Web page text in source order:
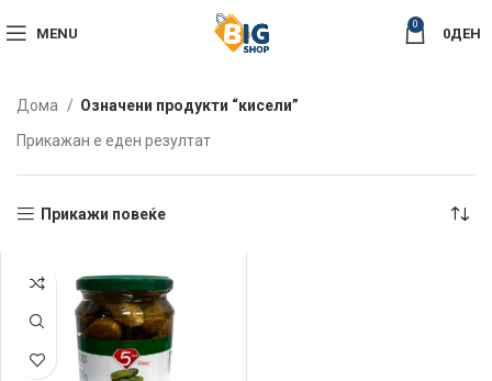
MENU
0
0ДЕН
Дома
Означени продукти “кисели”
Прикажан е еден резултат
Прикажи повеќе